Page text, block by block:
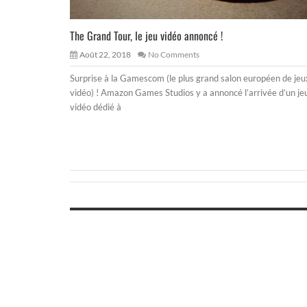
The Grand Tour, le jeu vidéo annoncé !
Août 22, 2018 No Comments
Surprise à la Gamescom (le plus grand salon européen de
vidéo) ! Amazon Games Studios y a annoncé l’arrivée d’un
vidéo dédié à